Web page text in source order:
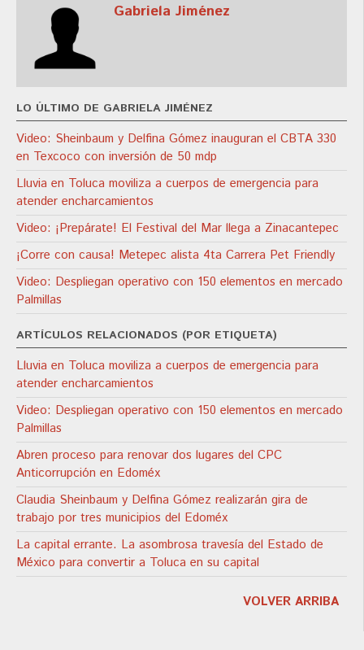
Gabriela Jiménez
LO ÚLTIMO DE GABRIELA JIMÉNEZ
Video: Sheinbaum y Delfina Gómez inauguran el CBTA 330
en Texcoco con inversión de 50 mdp
Lluvia en Toluca moviliza a cuerpos de emergencia para
atender encharcamientos
Video: ¡Prepárate! El Festival del Mar llega a Zinacantepec
¡Corre con causa! Metepec alista 4ta Carrera Pet Friendly
Video: Despliegan operativo con 150 elementos en mercado
Palmillas
ARTÍCULOS RELACIONADOS (POR ETIQUETA)
Lluvia en Toluca moviliza a cuerpos de emergencia para
atender encharcamientos
Video: Despliegan operativo con 150 elementos en mercado
Palmillas
Abren proceso para renovar dos lugares del CPC
Anticorrupción en Edoméx
Claudia Sheinbaum y Delfina Gómez realizarán gira de
trabajo por tres municipios del Edoméx
La capital errante. La asombrosa travesía del Estado de
México para convertir a Toluca en su capital
VOLVER ARRIBA